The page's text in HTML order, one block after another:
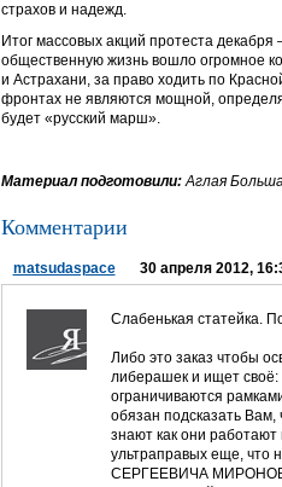
страхов и надежд.
Итог массовых акций протеста
общественную жизнь вошло огромное
и Астрахани, за право ходить по
фронтах не являются мощной,
будет «русский марш».
Материал подготовили:Аглая
Комментарии
matsudaspace 30 апреля 2012,
Слабенькая статейка.
Либо это заказ чтобы
либерашек и ищет своё:
ограничиваются
обязан подсказать
знают как они
ультраправых еще,
СЕРГЕЕВИЧА МИРОНОВА